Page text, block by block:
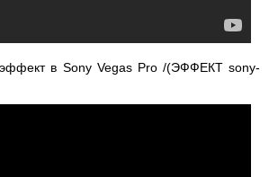
эффект в Sony Vegas Pro /(ЭФФЕКТ sony-